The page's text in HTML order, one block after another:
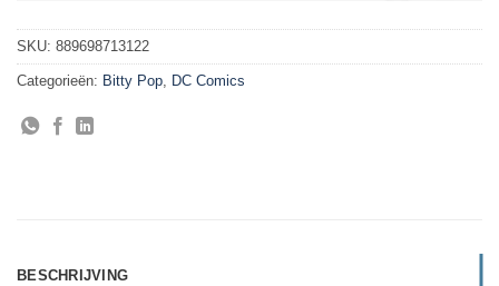
SKU: 889698713122
Categorieën: Bitty Pop DC Comics
BESCHRIJVING